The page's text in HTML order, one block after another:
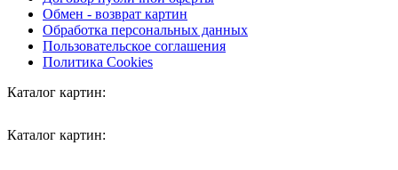
Обмен - возврат картин
Обработка персональных данных
Пользовательское соглашения
Политика Cookies
Каталог картин:
Каталог картин: